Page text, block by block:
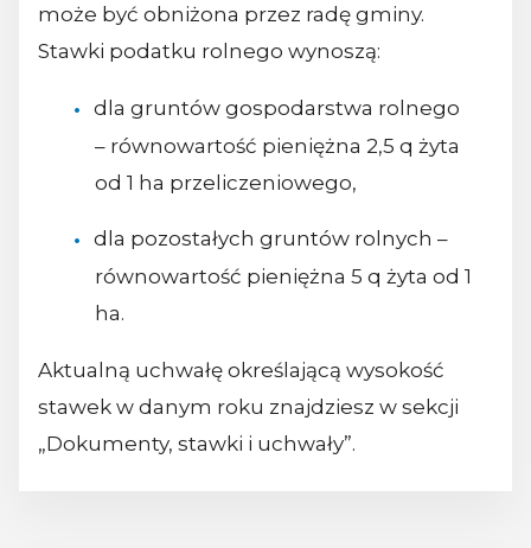
może być obniżona przez radę gminy.
Stawki podatku rolnego wynoszą:
dla gruntów gospodarstwa rolnego
– równowartość pieniężna 2,5 q żyta
od 1 ha przeliczeniowego,
dla pozostałych gruntów rolnych –
równowartość pieniężna 5 q żyta od 1
ha.
Aktualną uchwałę określającą wysokość
stawek w danym roku znajdziesz w sekcji
„Dokumenty, stawki i uchwały”.